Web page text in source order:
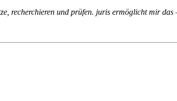
recherchieren und prüfen. juris ermöglicht mir